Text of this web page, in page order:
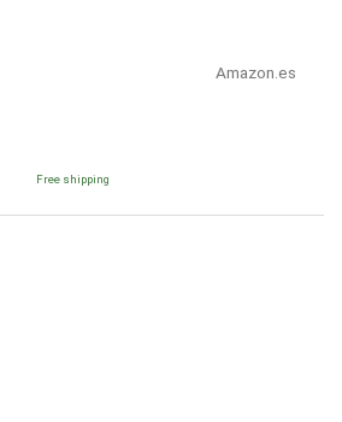
Amazon.es
Free shipping